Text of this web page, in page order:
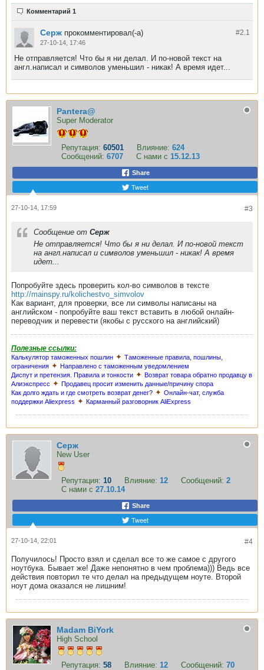
Комментарий 1
#2.1
Серж прокомментировал(-а)
27-10-14, 17:46
Не отправляется! Что бы я ни делал. И по-новой текст на
англ.написал и символов уменьшил - никак! А время идет...
Pantera@
Super Moderator
Репутация: 60501 Влияние: 624
Сообщений: 6707 С нами с 15.12.13
Share
Tweet
#3
27-10-14, 17:59
Сообщение от Серж
Не отправляется! Что бы я ни делал. И по-новой текст
на англ.написал и символов уменьшил - никак! А время
идет...
Попробуйте здесь проверить кол-во символов в тексте
http://mainspy.ru/kolichestvo_simvolov
Как вариант, для проверки, все ли символы написаны на
английском - попробуйте ваш текст вставить в любой онлайн-
переводчик и перевести (якобы с русского на английский)
Полезные ссылки:
Калькулятор таможенных пошлин ✦ Таможенные правила, пошлины,
ограничения ✦ Направлено с таможенным уведомлением
Диспут и претензия. Правила и тонкости ✦ Возврат товара обратно продавцу в
Алиэкспресс ✦ Продавец просит изменить данные/причину спора
Как долго ждать и где смотреть возврат денег? ✦ Онлайн-чат, служба
поддержки Aliexpress ✦ Карманный разговорник AliExpress
Серж
New User
Репутация: 10 Влияние: 12 Сообщений: 2
С нами с 27.10.14
Share
Tweet
#4
27-10-14, 22:01
Получилось! Просто взял и сделал все то же самое с другого
ноутбука. Бывает же! Даже непонятно в чем проблема))) Ведь все
действия повторил те что делал на предыдущем ноуте. Второй
ноут дома оказался не лишним!
Madam BiYork
High School
Репутация: 58 Влияние: 12 Сообщений: 70